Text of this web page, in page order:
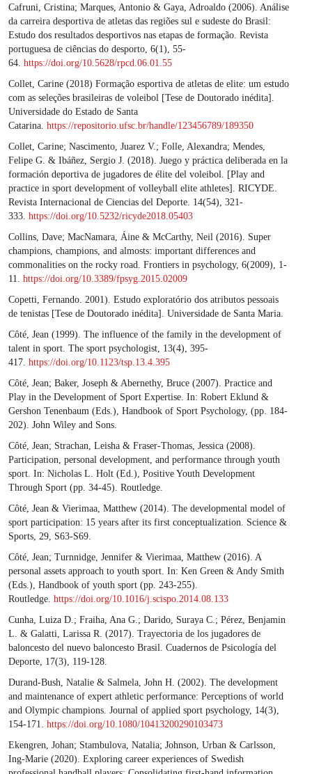
Cafruni, Cristina; Marques, Antonio & Gaya, Adroaldo (2006). Análise
da carreira desportiva de atletas das regiões sul e sudeste do Brasil:
Estudo dos resultados desportivos nas etapas de formação. Revista
portuguesa de ciências do desporto, 6(1), 55-
64. https://doi.org/10.5628/rpcd.06.01.55
Collet, Carine (2018) Formação esportiva de atletas de elite: um estudo
com as seleções brasileiras de voleibol [Tese de Doutorado inédita].
Universidade do Estado de Santa
Catarina. https://repositorio.ufsc.br/handle/123456789/189350
Collet, Carine; Nascimento, Juarez V.; Folle, Alexandra; Mendes,
Felipe G. & Ibáñez, Sergio J. (2018). Juego y práctica deliberada en la
formación deportiva de jugadores de élite del voleibol. [Play and
practice in sport development of volleyball elite athletes]. RICYDE.
Revista Internacional de Ciencias del Deporte. 14(54), 321-
333. https://doi.org/10.5232/ricyde2018.05403
Collins, Dave; MacNamara, Áine & McCarthy, Neil (2016). Super
champions, champions, and almosts: important differences and
commonalities on the rocky road. Frontiers in psychology, 6(2009), 1-
11. https://doi.org/10.3389/fpsyg.2015.02009
Copetti, Fernando. 2001). Estudo exploratório dos atributos pessoais
de tenistas [Tese de Doutorado inédita]. Universidade de Santa Maria.
Côté, Jean (1999). The influence of the family in the development of
talent in sport. The sport psychologist, 13(4), 395-
417. https://doi.org/10.1123/tsp.13.4.395
Côté, Jean; Baker, Joseph & Abernethy, Bruce (2007). Practice and
Play in the Development of Sport Expertise. In: Robert Eklund &
Gershon Tenenbaum (Eds.), Handbook of Sport Psychology, (pp. 184-
202). John Wiley and Sons.
Côté, Jean; Strachan, Leisha & Fraser-Thomas, Jessica (2008).
Participation, personal development, and performance through youth
sport. In: Nicholas L. Holt (Ed.), Positive Youth Development
Through Sport (pp. 34-45). Routledge.
Côté, Jean & Vierimaa, Matthew (2014). The developmental model of
sport participation: 15 years after its first conceptualization. Science &
Sports, 29, S63-S69.
Côté, Jean; Turnnidge, Jennifer & Vierimaa, Matthew (2016). A
personal assets approach to youth sport. In: Ken Green & Andy Smith
(Eds.), Handbook of youth sport (pp. 243-255).
Routledge. https://doi.org/10.1016/j.scispo.2014.08.133
Cunha, Luiza D.; Fraiha, Ana G.; Darido, Suraya C.; Pérez, Benjamin
L. & Galatti, Larissa R. (2017). Trayectoria de los jugadores de
baloncesto del nuevo baloncesto Brasil. Cuadernos de Psicología del
Deporte, 17(3), 119-128.
Durand-Bush, Natalie & Salmela, John H. (2002). The development
and maintenance of expert athletic performance: Perceptions of world
and Olympic champions. Journal of applied sport psychology, 14(3),
154-171. https://doi.org/10.1080/10413200290103473
Ekengren, Johan; Stambulova, Natalia; Johnson, Urban & Carlsson,
Ing-Marie (2020). Exploring career experiences of Swedish